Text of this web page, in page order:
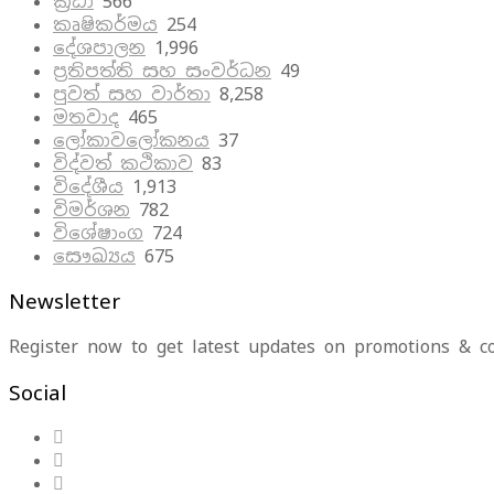
කෘෂිකර්මය 254
දේශපාලන 1,996
ප්‍රතිපත්ති සහ සංවර්ධන 49
පුවත් සහ වාර්තා 8,258
මතවාද 465
ලෝකාවලෝකනය 37
විද්වත් කථිකාව 83
විදේශීය 1,913
විමර්ශන 782
විශේෂාංග 724
සෞඛ්‍යය 675
Newsletter
Register now to get latest updates on promotions &
Social